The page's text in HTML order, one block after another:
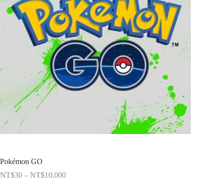
Pokémon GO
NT$30 – NT$10,000價